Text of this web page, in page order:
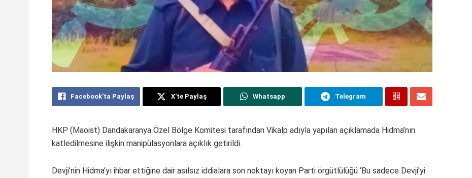
Facebook'ta Paylaş X'te Paylaş Whatsapp Telegram
HKP (Maoist) Dandakaranya Özel Bölge Komitesi tarafından Vikalp adıyla yapılan açıklamada Hidma’nın
katledilmesine ilişkin manipülasyonlara açıklık getirildi.
Devji’nin Hidma’yı ihbar ettiğine dair asılsız iddialara son noktayı koyan Parti örgütlülüğü ‘Bu sadece Devji’yi